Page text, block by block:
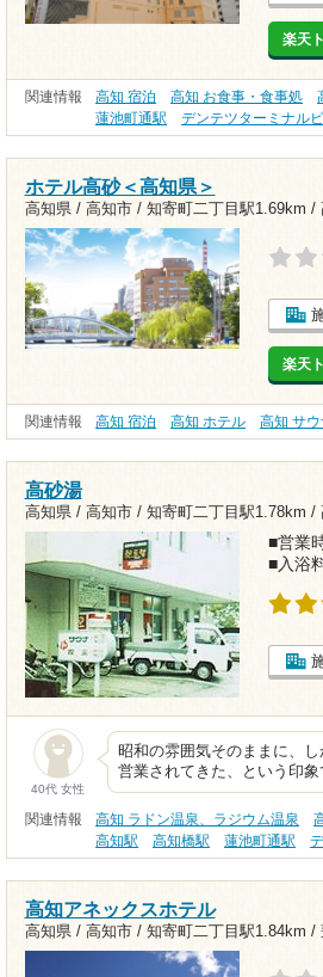
楽天
関連情報 高知 宿泊 高知 お食事・食事処
蓮池町通駅
デンテツターミナル
ホテル高砂＜高知県＞
高知県 / 高知市 / 知寄町二丁目駅1.69km /
楽天
関連情報 高知 宿泊 高知 ホテル 高知 サウ
高砂湯
高知県 / 高知市 / 知寄町二丁目駅1.78km /
■営業
■入浴
40代 女性
昭和の雰囲気そのままに、
営業されてきた、という印
関連情報 高知 ラドン温泉、ラジウム温泉
高知駅
高知橋駅 蓮池町通駅
高知アネックスホテル
高知県 / 高知市 / 知寄町二丁目駅1.84km /